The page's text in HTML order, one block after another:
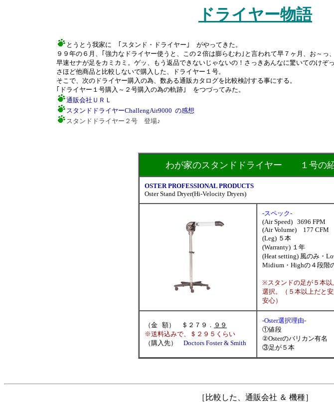
ドライヤー物語
とうとう我家に ｢スタンド・ドライヤー｣ がやってきた。
９９年の６月、｢強力なドライヤー使うと、この２倍は膨らむわ｣と言われて早７ヶ月、お～っ
早速セナが足をカミカミ。ゲッ、もう返品できないじゃないの！さっきあんなに驚いてのけぞっ
さほど他商品と比較しないで購入した、ドライヤー１号。
そこで、次のドライヤー購入の為、数ある通販カタログを比較検討する事にする。
｢ドライヤー１号購入～２号購入の為の軌跡｣ をつづってみた。
通販会社ＵＲＬ
スタンドドライヤーChallengAir9000 の感想
スタンドドライヤー２号 登場♪
わが家のスタンドドライヤー １号の
OSTER PROFESSIONAL PRODUCTS
Oster Stand Dryer(Hi-Velocity Dryers)
-スペック-
(Air Speed) 3696 FPM
(Air Volume) 177 CFM
(Leg) ５本
(Warranty) １年
(Heat setting) 風のみ・
Midium・Highの４段階
※スタンドの足が５本以
選択。（５本以上だと
安心）
（金 額） ＄２７９． ９９
※送料込みで、＄２９５くらい
（購入先） Doctors Foster & Smith
-Oster選択理由-
①値段
②Osterのバリカン有名
③足が５本
［比較した、通販会社 ＆ 機種］